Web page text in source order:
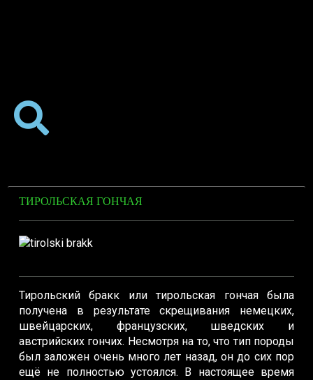
ТИРОЛЬСКАЯ ГОНЧАЯ
Тирольский бракк или тирольская гончая была
получена в результате скрещивания немецких,
швейцарских, французских, шведских и
австрийских гончих. Несмотря на то, что тип породы
был заложен очень много лет назад, он до сих пор
ещё не полностью устоялся. В настоящее время